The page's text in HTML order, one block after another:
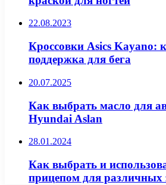
22.08.2023
Кроссовки Asics Kayano:
поддержка для бега
20.07.2025
Как выбрать масло для
Hyundai Aslan
28.01.2024
Как выбрать и
прицепом для различных